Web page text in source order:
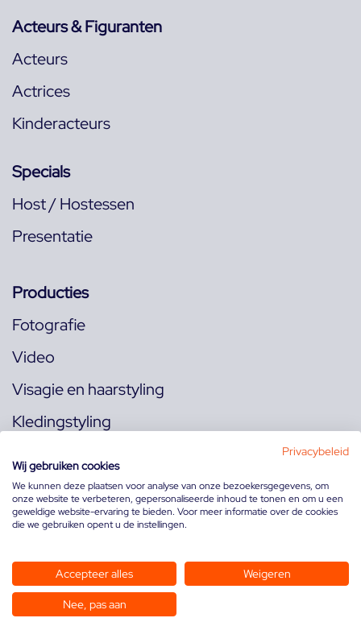
Acteurs & Figuranten
Acteurs
Actrices
Kinderacteurs
Specials
Host / Hostessen
Presentatie
Producties
Fotografie
Video
Visagie en haarstyling
Kledingstyling
Volg ons op:
Privacybeleid
Wij gebruiken cookies
We kunnen deze plaatsen voor analyse van onze bezoekersgegevens, om
onze website te verbeteren, gepersonaliseerde inhoud te tonen en om u een
geweldige website-ervaring te bieden. Voor meer informatie over de cookies
die we gebruiken opent u de instellingen.
Accepteer alles Weigeren
Nee, pas aan